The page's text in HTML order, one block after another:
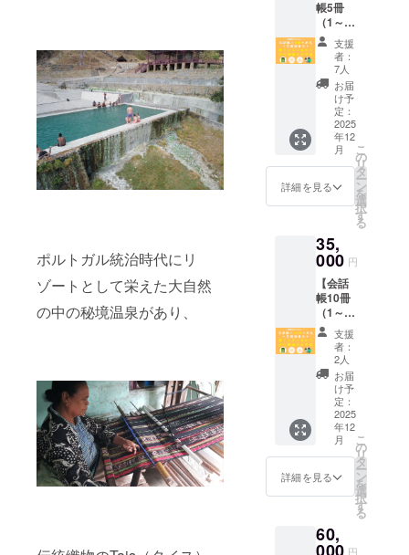
ポルトガル統治時代にリ
ゾートとして栄えた大自然
の中の秘境温泉があり、
ト、タ
マリン
ド、に
んに
く、
しょう
が、食
塩 栄養
成分表
示（推
定値）
（200
ｇ）当
ギー：
88kcal
たんぱ
く質：
2.8ｇ 脂
質
：3.8
ｇ 炭水
化
物 ：
5.2ｇ 食
塩相当
量：2.2
は2種共
量：200
ｇ（1人
菌方
法：気
14.8ｇ
炭水化
物 ：
20.2ｇ
食塩相
当量：
2.8ｇ 品
名 ：
アグア
サール
イカ
称 ：
魚の
原材料
名：鰆
（国
産）、
ネギ、
こぶみ
かんの
葉、レ
モング
ラス 、
トマ
ト、タ
マリン
ド、に
んに
しょう
が、食
示（推
モール
産コー
ヒー
（ド
リップ
タイ
プ・ア
ラビカ
種）2個
コー
ヒー（1
り）の
内容は
通りで
す。 商
品名：
有機カ
フェ・
ティ
モー
ル ド
リップ
バック
品名：
有機レ
ギュ
ラー
コー
ヒー
（粉）
内容
量：
個あた
り） 賞
る可能
性があ
りま
す。 ※
完成報
告会の
開催は
2025年
12月
頃、
ZOOM
を予定
してい
ど詳細
はメー
ルでお
知らせ
いたし
ます。
※オンラ
イン交
流会の
開催は
2026年
3～5月
頃、
ZOOM
の使用
してい
ます。
ど詳細
はメー
ティ
モール
人と友
達にな
う！」
ご招待
※画像に
ある会
話帳は
サンプ
す。完
成品は
更とな
る可能
性があ
りま
す。 ※
完成報
告会の
開催は
2025年
12月
頃、
ZOOM
の使用
を予定
してい
日程な
ど詳細
知らせ
の指さ
し会話
帳 東
ティ
モー
ル』1冊
・完成
報告会
（オン
ライ
ン） ・
東ティ
モール
統織物
の
Tais、
東ティ
モール
産コー
ヒー
（ド
リップ
タイ
プ・ア
ラビカ
種）2
個、髙
久のオ
ルポス
トカー
ヒー（1
個あた
メ
ニュー
（感謝
のメー
ル、制
作活動
報告
メー
ル、会
話帳に
お名前
掲載）
・『旅
ティ
モー
ル』3冊
（1～2
冊寄
贈） ・
完成報
告会
（オン
ライ
ン） ・
会話帳
を受け
取った
東ティ
モール
の方か
ず、
【備考
帳5冊
（1～4
冊寄
贈）＋
お礼＋
報告
会】 お
礼のメ
ニュー
に加え
て、会
話帳5冊
の提供
＆寄贈
と、完
会にご
招待し
ます。
・お礼
メ
ニュー
（感謝
のメー
ル、制
作活動
報告
メー
ル、会
話帳に
お名前
掲載）
・『旅
ティ
モー
支援
者：
7人
お届
け予
定：
2025
年12
月
詳細を見る
こ
の
リ
タ
ー
ン
を
選
択
す
る
35,
000 円
【会話
帳10冊
（1～9
冊寄
贈）＋
お礼＋
報告
会】 お
礼のメ
ニュー
に加え
て、会
話帳10
冊の提
供＆寄
贈と、
告会に
ご招待
支援
者：
2人
お届
け予
定：
2025
年12
月
詳細を見る
こ
の
リ
タ
ー
ン
を
選
択
す
る
60,
円